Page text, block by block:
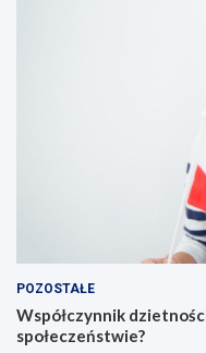
POZOSTAŁE
Współczynnik
społeczeństwie?